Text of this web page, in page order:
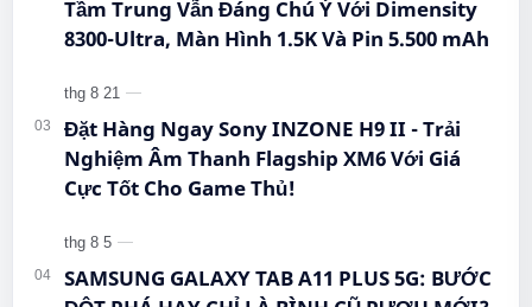
Tầm Trung Vẫn Đáng Chú Ý Với Dimensity
8300-Ultra, Màn Hình 1.5K Và Pin 5.500 mAh
Đặt Hàng Ngay Sony INZONE H9 II - Trải
Nghiệm Âm Thanh Flagship XM6 Với Giá
Cực Tốt Cho Game Thủ!
SAMSUNG GALAXY TAB A11 PLUS 5G: BƯỚC